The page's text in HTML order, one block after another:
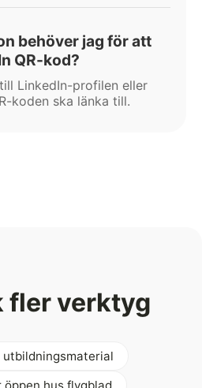
behöver jag för att
QR-kod?
LinkedIn-profilen eller
koden ska länka till.
fler verktyg
utbildningsmaterial